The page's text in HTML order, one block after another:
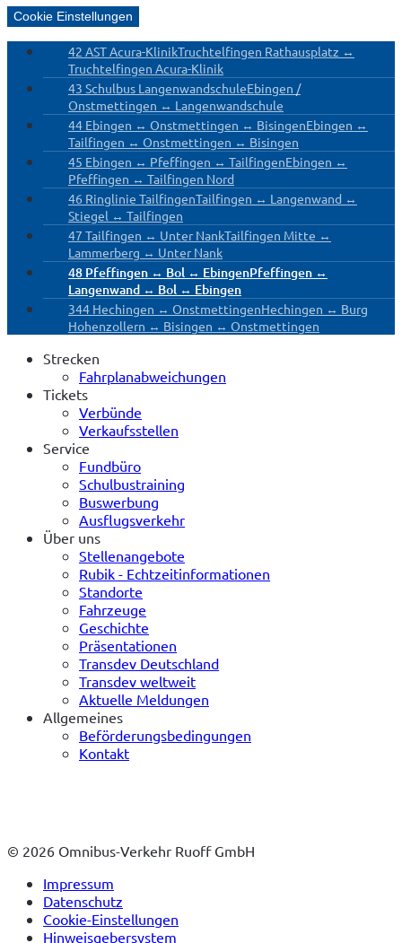
Cookie Einstellungen
42 AST Acura-KlinikTruchtelfingen Rathausplatz ↔
Truchtelfingen Acura-Klinik
43 Schulbus LangenwandschuleEbingen /
Onstmettingen ↔ Langenwandschule
44 Ebingen ↔ Onstmettingen ↔ BisingenEbingen ↔
Tailfingen ↔ Onstmettingen ↔ Bisingen
45 Ebingen ↔ Pfeffingen ↔ TailfingenEbingen ↔
Pfeffingen ↔ Tailfingen Nord
46 Ringlinie TailfingenTailfingen ↔ Langenwand ↔
Stiegel ↔ Tailfingen
47 Tailfingen ↔ Unter NankTailfingen Mitte ↔
Lammerberg ↔ Unter Nank
48 Pfeffingen ↔ Bol ↔ EbingenPfeffingen ↔
Langenwand ↔ Bol ↔ Ebingen
344 Hechingen ↔ OnstmettingenHechingen ↔ Burg
Hohenzollern ↔ Bisingen ↔ Onstmettingen
Strecken
Fahrplanabweichungen
Tickets
Verbünde
Verkaufsstellen
Service
Fundbüro
Schulbustraining
Buswerbung
Ausflugsverkehr
Über uns
Stellenangebote
Rubik - Echtzeitinformationen
Standorte
Fahrzeuge
Geschichte
Präsentationen
Transdev Deutschland
Transdev weltweit
Aktuelle Meldungen
Allgemeines
Beförderungsbedingungen
Kontakt
© 2026 Omnibus-Verkehr Ruoff GmbH
Impressum
Datenschutz
Cookie-Einstellungen
Hinweisgebersystem